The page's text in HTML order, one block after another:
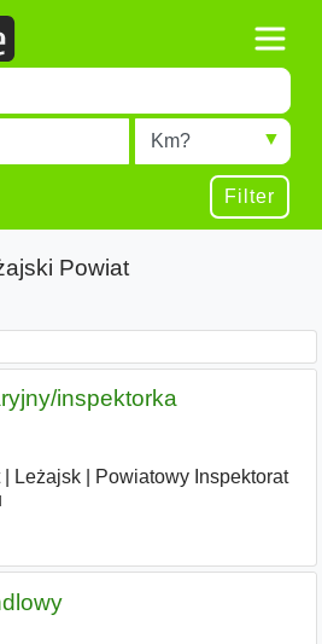
for results.
for results.
Radius
Filter
Powiat
inspektorka
| Leżajsk|
Powiatowy Inspektorat